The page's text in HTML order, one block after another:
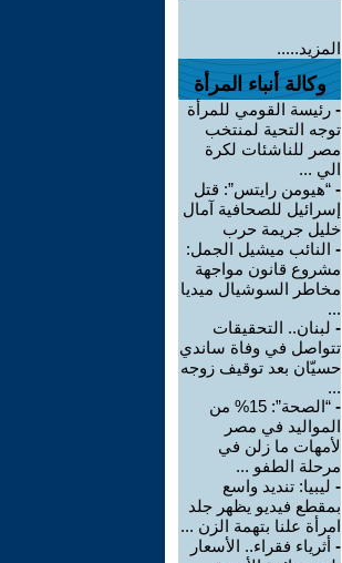
المزيد.....
وكالة أنباء المرأة
- رئيسة القومي للمرأة
توجه التحية لمنتخب
مصر للناشئات لكرة
الي ...
- “هيومن رايتس”: قتل
إسرائيل للصحافية آمال
خليل جريمة حرب
- النائب ميشيل الجمل:
مشروع قانون مواجهة
مخاطر السوشيال ميديا
...
- لبنان.. التحقيقات
تتواصل في وفاة ساندي
حسيّان بعد توقيف زوجه
...
-
“الصحة”: 15% من
المواليد في مصر
لأمهات ما زلن في
مرحلة الطفو ...
- ليبيا: تنديد واسع
بمقطع فيديو يظهر جلد
امرأة علنا بتهمة الزن ...
- أثرياء فقراء.. الأسعار